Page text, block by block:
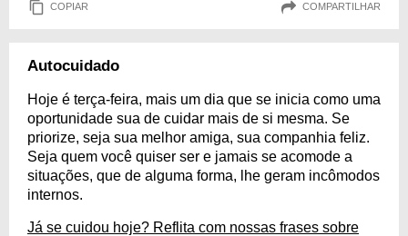
COPIAR COMPARTILHAR
Autocuidado
Hoje é terça-feira, mais um dia que se inicia como uma
oportunidade sua de cuidar mais de si mesma. Se
priorize, seja sua melhor amiga, sua companhia feliz.
Seja quem você quiser ser e jamais se acomode a
situações, que de alguma forma, lhe geram incômodos
internos.
Já se cuidou hoje? Reflita com nossas frases sobre